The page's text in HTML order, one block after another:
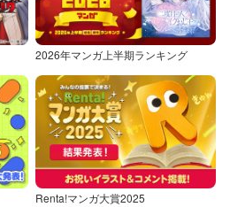
2026年マンガ上半期ランキング
Renta!マンガ大賞2025